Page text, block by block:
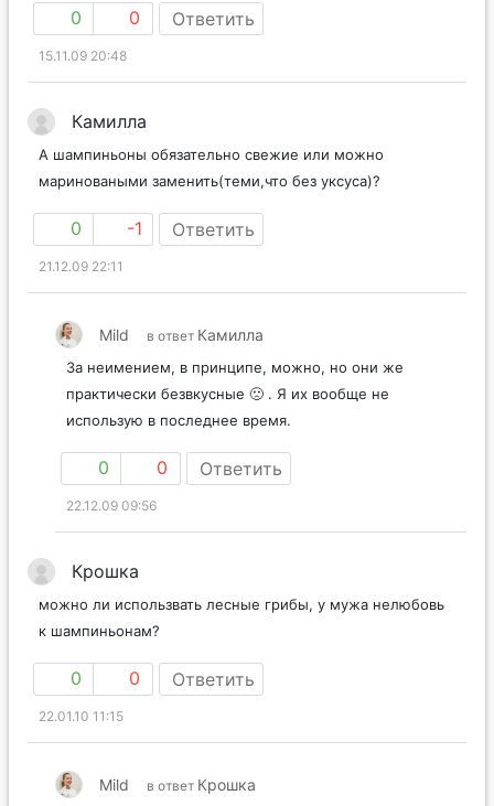
0 0 Ответить
15.11.09 20:48
Камилла
А шампиньоны обязательно свежие или можно
мариноваными заменить(теми,что без уксуса)?
0 -1 Ответить
21.12.09 22:11
Mild в ответ Камилла
За неимением, в принципе, можно, но они же
практически безвкусные 🙁 . Я их вообще не
использую в последнее время.
0 0 Ответить
22.12.09 09:56
Крошка
можно ли использвать лесные грибы, у мужа нелюбовь
к шампиньонам?
0 0 Ответить
22.01.10 11:15
Mild в ответ Крошка